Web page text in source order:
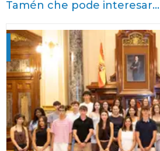
Tamén che pode interesar...